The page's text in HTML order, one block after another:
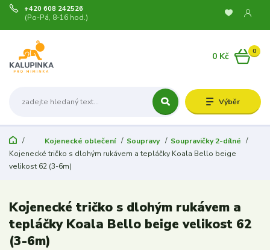
Výběr
+420 608 242526
(Po-Pá, 8-16 hod.)
0
0 Kč
Kojenecké oblečení Soupravy
Soupravičky 2-dílné
Kojenecké tričko s dlohým rukávem a tepláčky Koala Bello beige
velikost 62 (3-6m)
Kojenecké tričko s dlohým rukávem a
tepláčky Koala Bello beige velikost 62
(3-6m)